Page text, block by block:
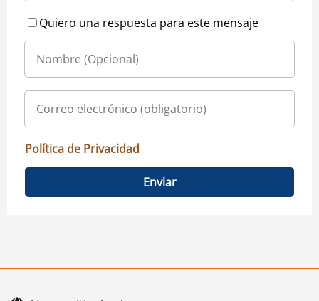
Quiero una respuesta para este mensaje
Política de Privacidad
Enviar